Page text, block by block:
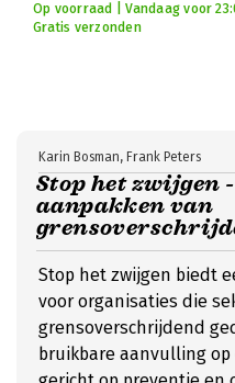
Op voorraad | Vandaag voor
Gratis verzonden
Stop het zwijgen
aanpakken van
Karin Bosman, Frank Peters
Stop het zwijgen biedt
voor organisaties die
grensoverschrijdend
bruikbare aanvulling